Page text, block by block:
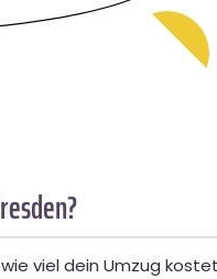
viel dein Umzug